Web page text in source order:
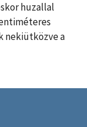
huzallal
nekiütközve a